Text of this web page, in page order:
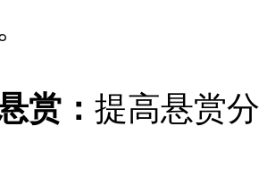
赏： 提高悬赏